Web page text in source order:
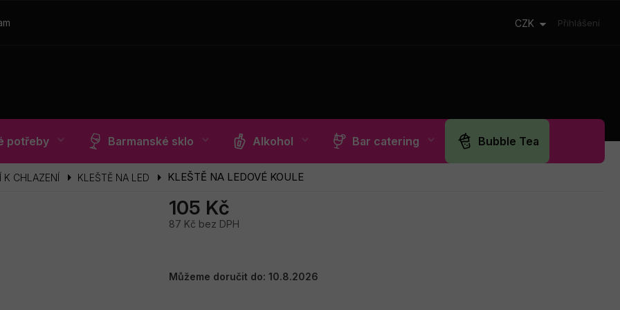
CZK Přihlášení
potřeby Barmanské sklo Alkohol Bar catering Bubble Tea
K CHLAZENÍ KLEŠTĚ NA LED KLEŠTĚ NA LEDOVÉ KOULE
105 Kč
87 Kč bez DPH
Můžeme doručit do: 10.8.2026